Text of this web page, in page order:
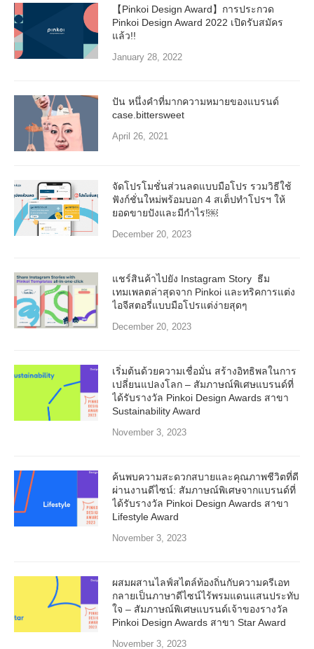
【Pinkoi Design Award】การประกวด
Pinkoi Design Award 2022 เปิดรับสมัคร
แล้ว!!
January 28, 2022
ปัน หนึ่งคำที่มากความหมายของแบรนด์
case.bittersweet
April 26, 2021
จัดโปรโมชั่นส่วนลดแบบมือโปร รวมวิธีใช้
ฟังก์ชั่นใหม่พร้อมบอก 4 สเต็ปทำโปรฯ ให้
ยอดขายปังและมีกำไร!￼
December 20, 2023
แชร์สินค้าไปยัง Instagram Story ธีม
เทมเพลตล่าสุดจาก Pinkoi และทริคการแต่ง
ไอจีสตอรี่แบบมือโปรแต่ง่ายสุดๆ
December 20, 2023
เริ่มต้นด้วยความเชื่อมั่น สร้างอิทธิพลในการ
เปลี่ยนแปลงโลก – สัมภาษณ์พิเศษแบรนด์ที่
ได้รับรางวัล Pinkoi Design Awards สาขา
Sustainability Award
November 3, 2023
ค้นพบความสะดวกสบายและคุณภาพชีวิตที่ดี
ผ่านงานดีไซน์: สัมภาษณ์พิเศษจากแบรนด์ที่
ได้รับรางวัล Pinkoi Design Awards สาขา
Lifestyle Award
November 3, 2023
ผสมผสานไลฟ์สไตล์ท้องถิ่นกับความครีเอท
กลายเป็นภาษาดีไซน์ไร้พรมแดนแสนประทับ
ใจ – สัมภาษณ์พิเศษแบรนด์เจ้าของรางวัล
Pinkoi Design Awards สาขา Star Award
November 3, 2023